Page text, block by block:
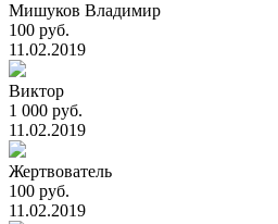
Мишуков Владимир
100 руб.
11.02.2019
Виктор
1 000 руб.
11.02.2019
Жертвователь
100 руб.
11.02.2019